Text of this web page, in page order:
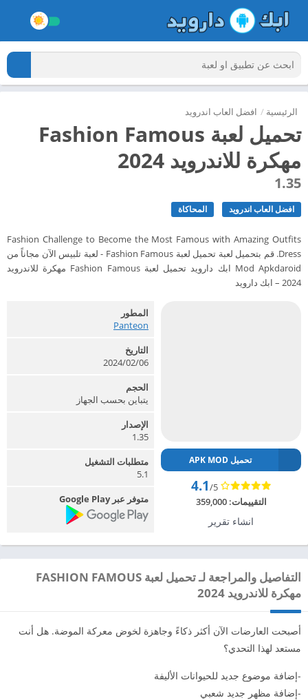
الرئيسية / افضل العاب اندرويد
تحميل لعبة Fashion Famous
مهكرة للاندرويد 2024
1.35
افضل العاب اندرويد المحاكاة
Fashion Challenge to Become the Most Famous with Amazing Outfits
Dress. قم بتحميل لعبة تحميل لعبة Fashion Famous - لعبة تلبيس الآن مجاناً من
Mod Apkdaroid ابك دارويد تحميل لعبة Fashion Famous مهكرة للاندرويد
2024 – ابك دارويد
تحميل APK MOD
4.1/5
التقييمات:359,000
انشاء تقرير
المطور
Panteon‏
التاريخ
2024/02/06
الحجم
يتباين بحسب الجهاز
الإصدار
1.35
متطلبات التشغيل
5.1
متوفر عبر Google Play
التفاصيل والمراجعة لـ تحميل لعبة FASHION FAMOUS
مهكرة للاندرويد 2024
أصبحت العارضات الآن أكثر ذكاءً وجاهزة لخوض معركة الموضة. هل أنت
مستعد لهذا التحدي؟
-إضافة موضوع جديد للحيوانات الأليفة
-إضافة مظهر جديد شعبي